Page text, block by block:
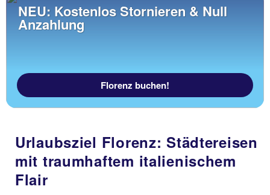
NEU: Kostenlos Stornieren & Null
Anzahlung
Florenz buchen!
Urlaubsziel Florenz: Städtereisen
mit traumhaftem italienischem
Flair